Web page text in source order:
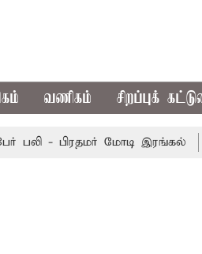
வணிகம் சிறப்புக்
- பிரதமர் மோடி இரங்கல்